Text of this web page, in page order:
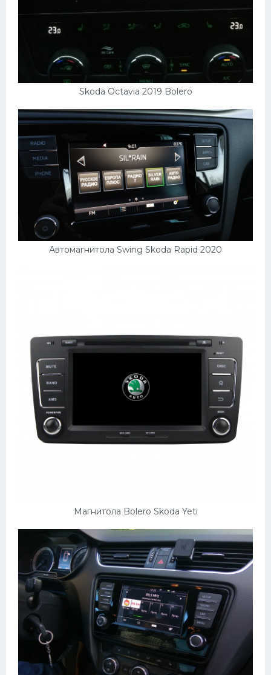
Skoda Octavia 2019 Bolero
Автомагнитола Swing Skoda Rapid 2020
Магнитола Bolero Skoda Yeti